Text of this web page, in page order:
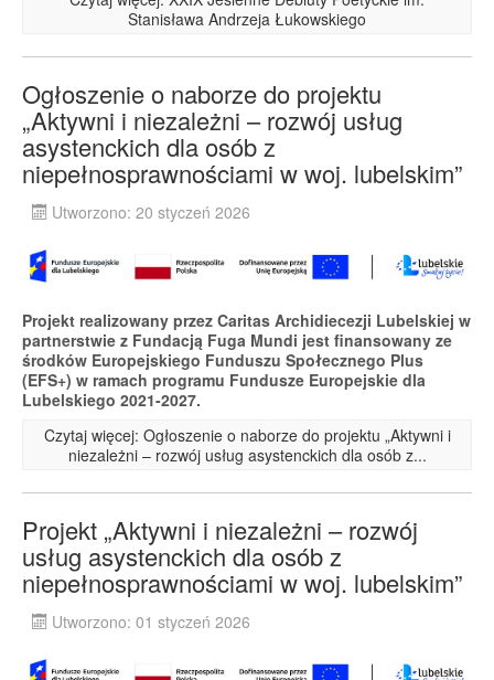
Stanisława Andrzeja Łukowskiego
Ogłoszenie o naborze do projektu
„Aktywni i niezależni – rozwój usług
asystenckich dla osób z
niepełnosprawnościami w woj. lubelskim”
Utworzono: 20 styczeń 2026
Projekt realizowany przez Caritas Archidiecezji Lubelskiej w
partnerstwie z Fundacją Fuga Mundi jest finansowany ze
środków Europejskiego Funduszu Społecznego Plus
(EFS+) w ramach programu Fundusze Europejskie dla
Lubelskiego 2021-2027.
Czytaj więcej: Ogłoszenie o naborze do projektu „Aktywni i
niezależni – rozwój usług asystenckich dla osób z...
Projekt „Aktywni i niezależni – rozwój
usług asystenckich dla osób z
niepełnosprawnościami w woj. lubelskim”
Utworzono: 01 styczeń 2026